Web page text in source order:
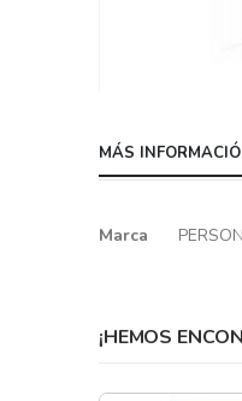
the
beginning
the
MÁS
Más
Marca
¡HEMOS